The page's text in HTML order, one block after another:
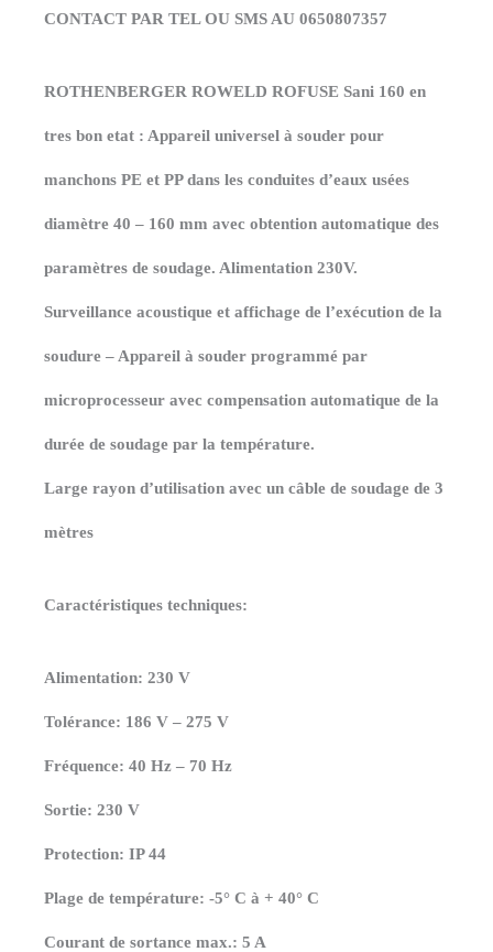
CONTACT PAR TEL OU SMS AU 0650807357
ROTHENBERGER ROWELD ROFUSE Sani 160 en
tres bon etat : Appareil universel à souder pour
manchons PE et PP dans les conduites d’eaux usées
diamètre 40 – 160 mm avec obtention automatique des
paramètres de soudage. Alimentation 230V.
Surveillance acoustique et affichage de l’exécution de la
soudure – Appareil à souder programmé par
microprocesseur avec compensation automatique de la
durée de soudage par la température.
Large rayon d’utilisation avec un câble de soudage de 3
mètres
Caractéristiques techniques:
Alimentation: 230 V
Tolérance: 186 V – 275 V
Fréquence: 40 Hz – 70 Hz
Sortie: 230 V
Protection: IP 44
Plage de température: -5° C à + 40° C
Courant de sortance max.: 5 A